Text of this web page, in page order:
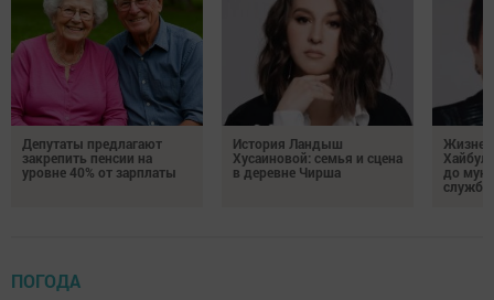
Депутаты предлагают
закрепить пенсии на
уровне 40% от зарплаты
История Ландыш
Хусаиновой: семья и сцена
в деревне Чирша
до
службы
ПОГОДА